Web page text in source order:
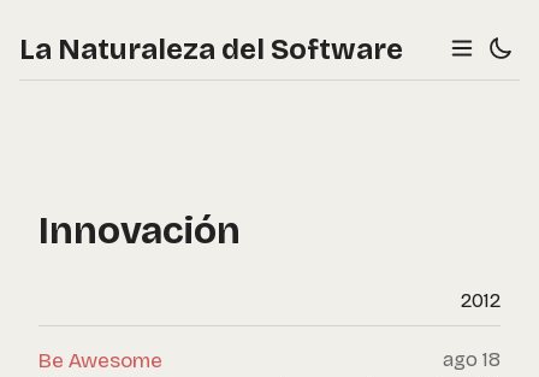
La Naturaleza del Software
Innovación
2012
Be Awesome
ago 18